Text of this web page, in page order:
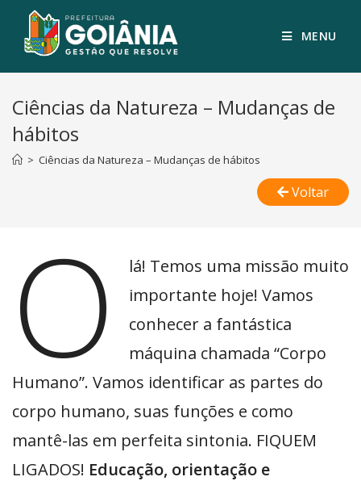
MENU
Ciências da Natureza – Mudanças de
hábitos
> Ciências da Natureza – Mudanças de hábitos
Voltar
O
lá! Temos uma missão muito
importante hoje! Vamos
conhecer a fantástica
máquina chamada “Corpo
Humano”. Vamos identificar as partes do
corpo humano, suas funções e como
mantê-las em perfeita sintonia. FIQUEM
LIGADOS! Educação, orientação e